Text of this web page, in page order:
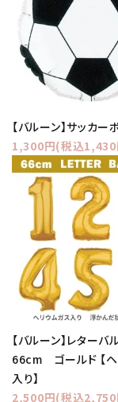
【バルーン】サッカー
1,300円(税込1,430
【バルーン】レターバ
66cm ゴールド 【ヘ
入り】
2,500円(税込2,750